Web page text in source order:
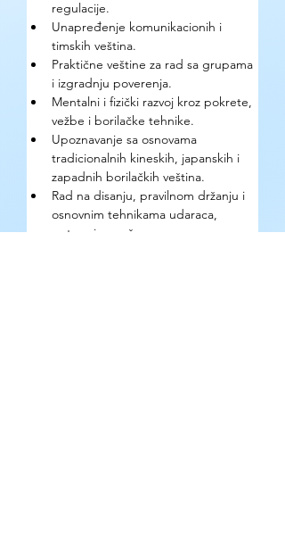
regulacije.
Unapređenje komunikacionih i
timskih veština.
Praktične veštine za rad sa grupama
i izgradnju poverenja.
Mentalni i fizički razvoj kroz pokrete,
vežbe i borilačke tehnike.
Upoznavanje sa osnovama
tradicionalnih kineskih, japanskih i
zapadnih borilačkih veština.
Rad na disanju, pravilnom držanju i
osnovnim tehnikama udaraca,
poteza i masaže.